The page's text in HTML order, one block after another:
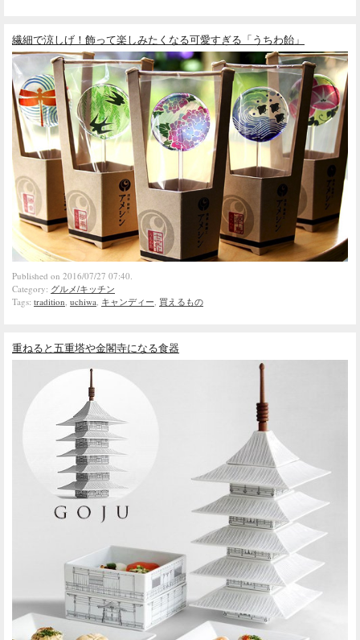
繊細で涼しげ！飾って楽しみたくなる可愛すぎる「うちわ飴」
Published on 2016/07/27 07:40.
Category: グルメ/キッチン
Tags: tradition, uchiwa, キャンディー, 買えるもの
重ねると五重塔や金閣寺になる食器